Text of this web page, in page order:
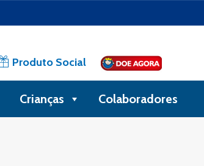
Produto Social
Crianças Colaboradores